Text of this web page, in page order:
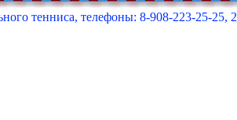
тенниса, телефоны: 8-908-223-25-25,